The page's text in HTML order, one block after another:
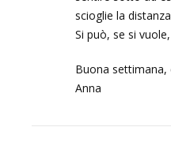
scioglie la
Si può, se si
Buona settimana,
Anna